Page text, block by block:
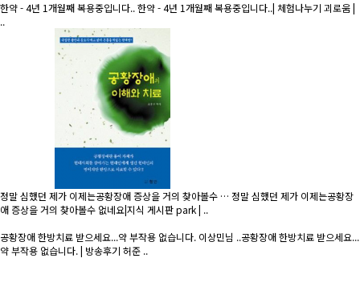
한약 - 4년 1개월째 복용중입니다..한약 - 4년 1개월째 복용중입니다..| 체험나누기 괴로움 |
..
정말 심했던 제가 이제는공황장애 증상을 거의 찾아볼수 … 정말 심했던 제가 이제는공황장
애 증상을 거의 찾아볼수 없네요|지식 게시판 park | ..
공황장애 한방치료 받으세요...약 부작용 없습니다. 이상민님 ..공황장애 한방치료 받으세요...
약 부작용 없습니다. | 방송후기 허준 ..